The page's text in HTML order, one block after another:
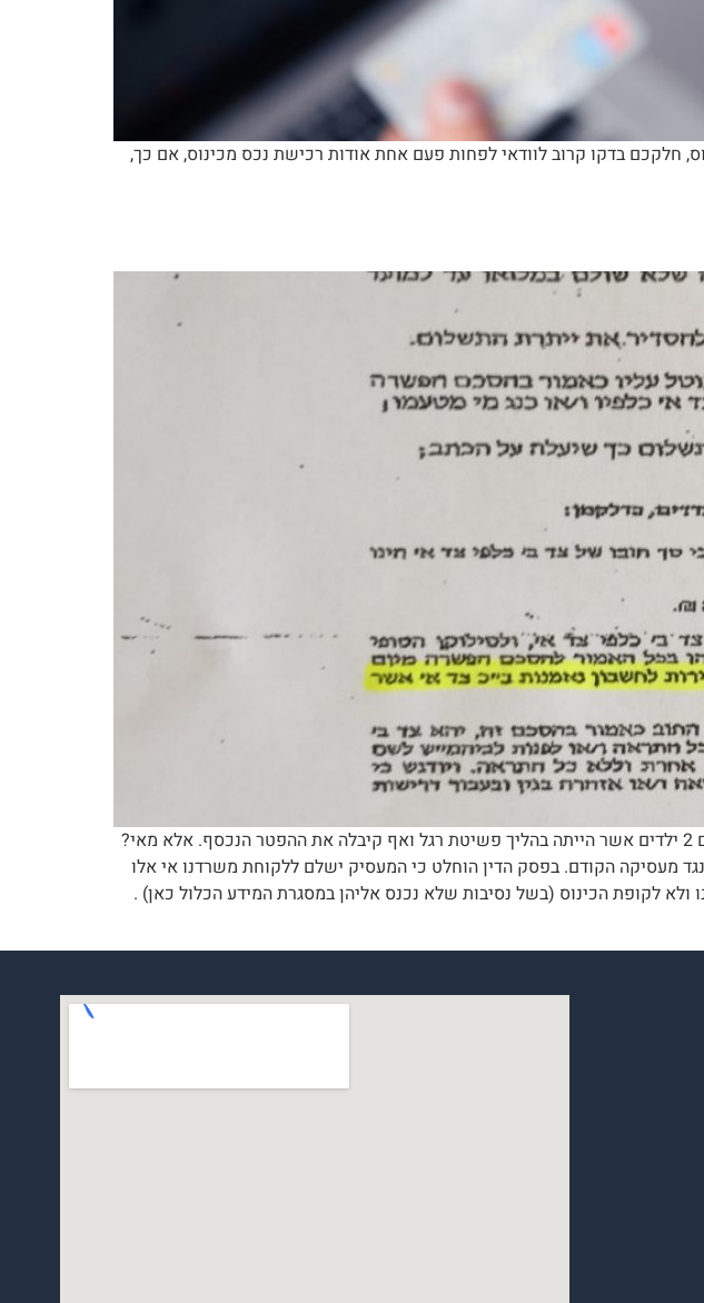
חלקכם בדקו קרוב לוודאי לפחות פעם אחת אודות רכישת נכס מכינוס, אם כך,
תשלום חוב לטובת לקוח משרדנו המדובר במקרה דנן על אישה, אם חד הורית כבת 45+ גרושה עם 2 ילדים אשר הייתה בהליך פשיטת רגל ואף קיבלה את ההפטר הנכסף. אלא מאי?
מעסיקה הקודם. בפסק הדין הוחלט כי המעסיק ישלם ללקוחת משרדנו אי אלו
לקופת הכינוס (בשל נסיבות שלא נכנס אליהן במסגרת המידע הכלול כאן) .